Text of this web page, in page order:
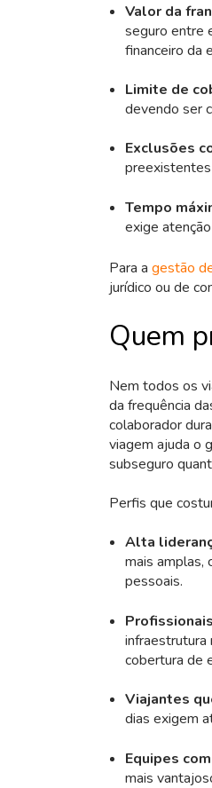
Valor da
seguro entre
financeiro da
Limite de
devendo ser
Exclusões
Tempo
exige
Para a gestão
jurídico ou de
Quem
Nem todos os
da frequência
colaborador
viagem ajuda o
subseguro
Perfis que
Alta
mais amplas,
pessoais.
infraestrutura
cobertura de
Viajantes
dias exigem
Equipes
mais